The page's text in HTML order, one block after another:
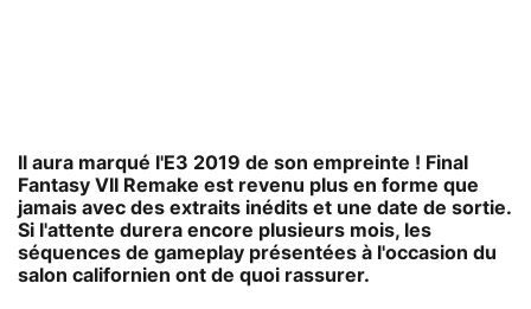
Il aura marqué l'E3 2019 de son empreinte ! Final
Fantasy VII Remake est revenu plus en forme que
jamais avec des extraits inédits et une date de sortie.
Si l'attente durera encore plusieurs mois, les
séquences de gameplay présentées à l'occasion du
salon californien ont de quoi rassurer.